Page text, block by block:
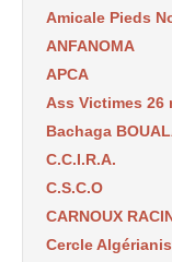
Amicale Pieds
ANFANOMA
APCA
Ass Victimes 26
Bachaga
C.C.I.R.A.
C.S.C.O
CARNOUX
Cercle